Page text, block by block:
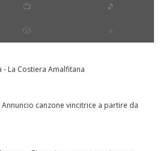
📺 🎵
🎲 ⭐️
- La Costiera Amalfitana
Annuncio canzone vincitrice a partire da